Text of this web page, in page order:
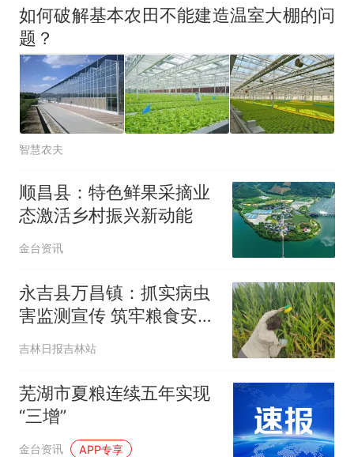
如何破解基本农田不能建造温室大棚的问
题？
智慧农夫
顺昌县：特色鲜果采摘业
态激活乡村振兴新动能
金台资讯
永吉县万昌镇：抓实病虫
害监测宣传 筑牢粮食安全
生产屏障
吉林日报吉林站
芜湖市夏粮连续五年实现
“三增”
金台资讯 APP专享